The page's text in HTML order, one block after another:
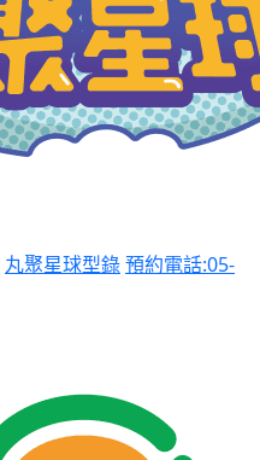
丸聚星球型錄預約電話:05-